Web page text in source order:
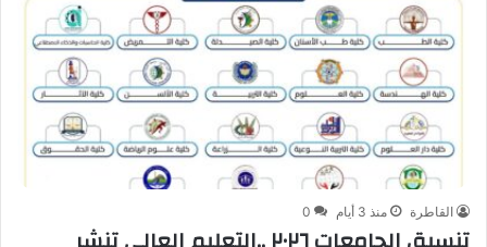
القاطرة منذ 3 أيام 0